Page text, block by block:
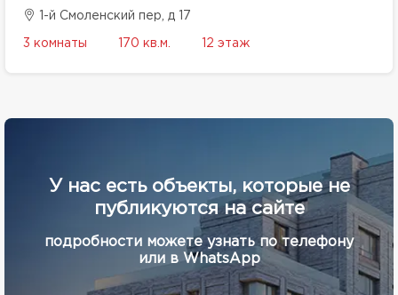
1-й Смоленский пер, д 17
3 комнаты 170 кв.м. 12 этаж
У нас есть объекты, которые не
публикуются на сайте
подробности можете узнать по телефону
или в WhatsApp